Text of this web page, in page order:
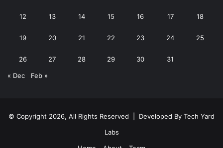
12 13 14 15 16 17 18
19 20 21 22 23 24 25
26 27 28 29 30 31
« Dec Feb »
© Copyright 2026, All Rights Reserved | Developed By Tech Yard
Labs